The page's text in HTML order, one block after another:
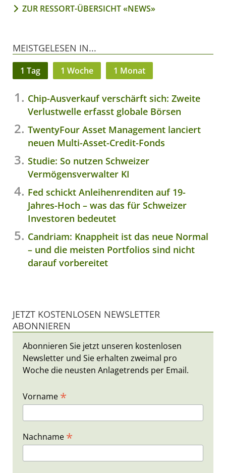
ZUR RESSORT-ÜBERSICHT «NEWS»
MEISTGELESEN IN...
1 Tag 1 Woche 1 Monat
Chip-Ausverkauf verschärft sich: Zweite
Verlustwelle erfasst globale Börsen
TwentyFour Asset Management lanciert
neuen Multi-Asset-Credit-Fonds
Studie: So nutzen Schweizer
Vermögensverwalter KI
Fed schickt Anleihenrenditen auf 19-
Jahres-Hoch – was das für Schweizer
Investoren bedeutet
Candriam: Knappheit ist das neue Normal
– und die meisten Portfolios sind nicht
darauf vorbereitet
JETZT KOSTENLOSEN NEWSLETTER
ABONNIEREN
Abonnieren Sie jetzt unseren kostenlosen
Newsletter und Sie erhalten zweimal pro
Woche die neusten Anlagetrends per Email.
Vorname *
Nachname *